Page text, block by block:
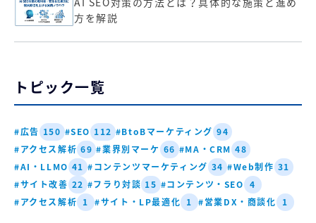
方を解説
トピック一覧
#広告 150 #SEO 112 #BtoBマーケティング 94
#アクセス解析 69 #業界別マーケ 66 #MA・CRM 48
#AI・LLMO 41 #コンテンツマーケティング 34 #Web制作 31
#サイト改善 22 #フラり対談 15 #コンテンツ・SEO 4
#アクセス解析 1 #サイト・LP最適化 1 #営業DX・商談化 1